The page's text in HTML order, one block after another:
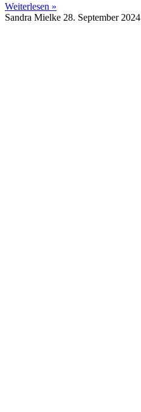
Weiterlesen »
Sandra Mielke 28. September 2024